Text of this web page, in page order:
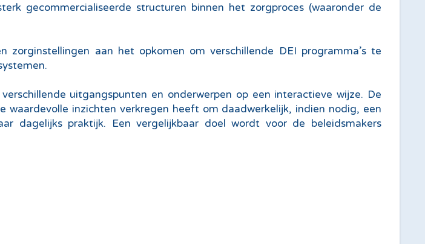
gecommercialiseerde structuren binnen het zorgproces (waaronder de
aan het opkomen om verschillende DEI programma’s te
uitgangspunten en onderwerpen op een interactieve wijze. De
inzichten verkregen heeft om daadwerkelijk, indien nodig, een
dagelijks praktijk. Een vergelijkbaar doel wordt voor de beleidsmakers